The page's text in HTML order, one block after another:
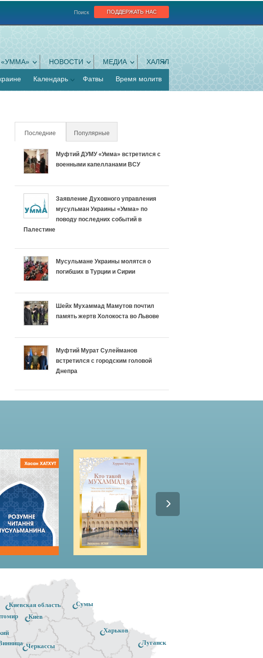
поддержать нас
Поиск
«УММА» НОВОСТИ МЕДИА ХАЛЯЛ
Календарь Фатвы Время молитв
Последние (активная вкладка)
Популярные
Муфтий ДУМУ «Умма» встретился с
военными капелланами ВСУ
Заявление Духовного управления
мусульман Украины «Умма» по
поводу последних событий в
Палестине
Мусульмане Украины молятся о
погибших в Турции и Сирии
Шейх Мухаммад Мамутов почтил
память жертв Холокоста во Львове
Муфтий Мурат Сулейманов
встретился с городским головой
Днепра
Черкассы
Сумы
Луганск
Киев
Киевская область
Харьков